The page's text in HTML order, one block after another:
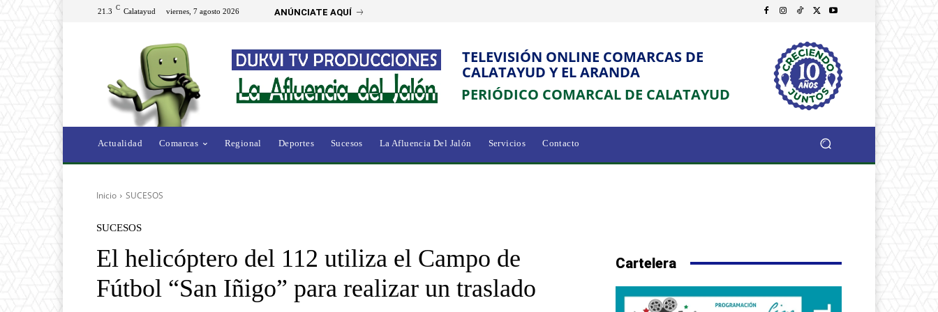
21.3 C Calatayud viernes, 7 agosto 2026 ANÚNCIATE AQUÍ
TELEVISIÓN ONLINE COMARCAS DE
CALATAYUD Y EL ARANDA
PERIÓDICO COMARCAL DE CALATAYUD
Actualidad Comarcas Regional Deportes Sucesos La Afluencia Del Jalón Servicios Contacto
Inicio SUCESOS
SUCESOS
El helicóptero del 112 utiliza el Campo de
Fútbol “San Iñigo” para realizar un traslado
Cartelera